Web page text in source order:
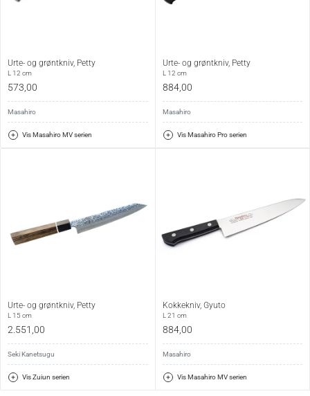
Urte- og grøntkniv, Petty
L 12 cm
573,00
Masahiro
Vis Masahiro MV serien
Urte- og grøntkniv, Petty
L 12 cm
884,00
Masahiro
Vis Masahiro Pro serien
Urte- og grøntkniv, Petty
L 15 cm
2.551,00
Seki Kanetsugu
Vis Zuiun serien
Kokkekniv, Gyuto
L 21 cm
884,00
Masahiro
Vis Masahiro MV serien